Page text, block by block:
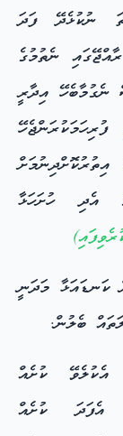
ނުކުޅެދޭ ފަދަ
ނެތުމުގެ
ނެގުމާބެހޭ އިދާރީ
އެދި ހުށަހަޅާ
ކަނޑައަޅާ މަދަނީ
ބެލުން.
ކުށެއް
އެފަދަ ކުށެއް